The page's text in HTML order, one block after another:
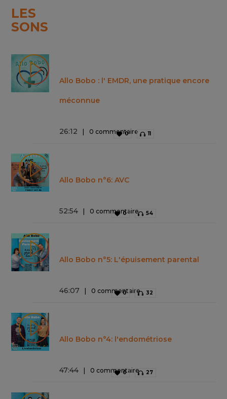
LES
SONS
Allo Bobo : l' EMDR, une pratique encore
méconnue
26:12 0 commentaire
0 11
Allo Bobo n°6: AVC
52:54 0 commentaire
0 54
Allo Bobo n°5: L'épuisement parental
46:07 0 commentaire
0 32
Allo Bobo n°4: l'endométriose
47:44 0 commentaire
0 27